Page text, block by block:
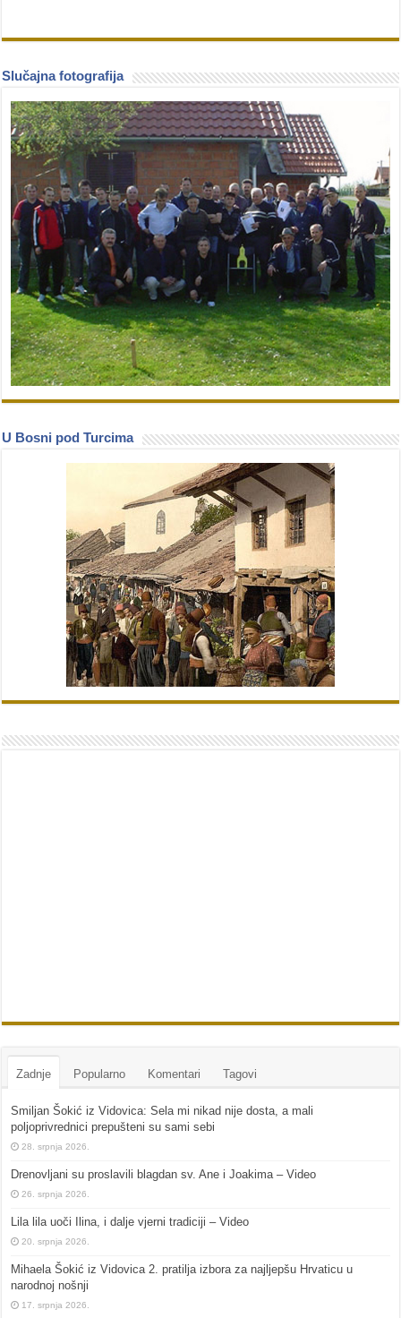
Slučajna fotografija
U Bosni pod Turcima
Zadnje Popularno Komentari Tagovi
Smiljan Šokić iz Vidovica: Sela mi nikad nije dosta, a mali
poljoprivrednici prepušteni su sami sebi
28. srpnja 2026.
Drenovljani su proslavili blagdan sv. Ane i Joakima – Video
26. srpnja 2026.
Lila lila uoči Ilina, i dalje vjerni tradiciji – Video
20. srpnja 2026.
Mihaela Šokić iz Vidovica 2. pratilja izbora za najljepšu Hrvaticu u
narodnoj nošnji
17. srpnja 2026.